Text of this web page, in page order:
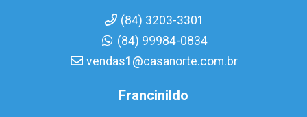
(84) 3203-3301
(84) 99984-0834
vendas1@casanorte.com.br
Francinildo